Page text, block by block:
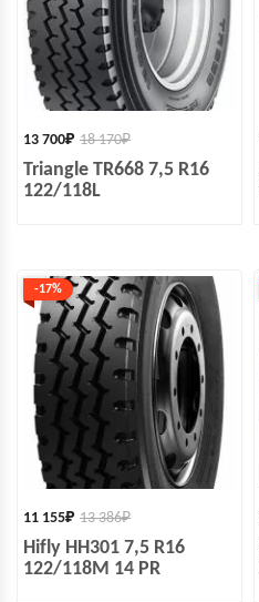
18 170₽
13 700₽
Triangle TR668 7,5 R16
122/118L
-17%
13 386₽
11 155₽
Hifly HH301 7,5 R16
122/118M 14 PR